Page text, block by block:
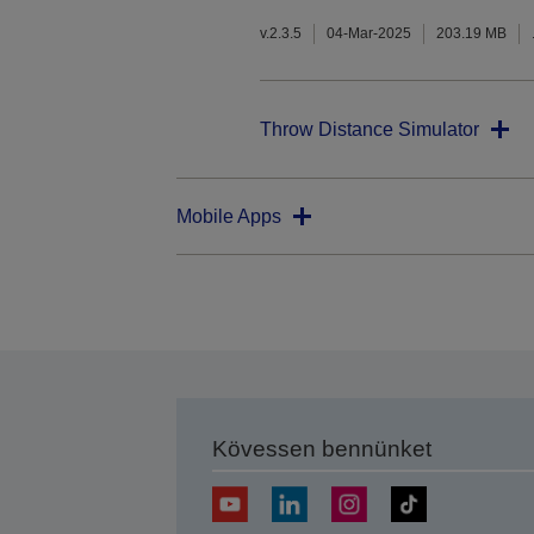
v.2.3.5 04-Mar-2025 203.19 MB
Throw Distance Simulator
Mobile Apps
Kövessen bennünket